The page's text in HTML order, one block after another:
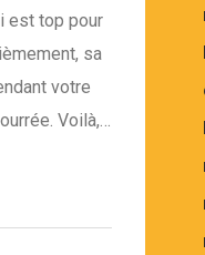
est top pour
sa
votre
Voilà,